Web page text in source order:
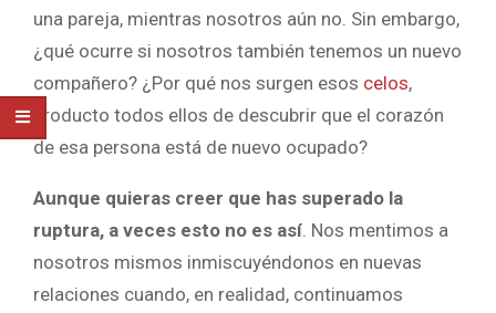
una pareja, mientras nosotros aún no. Sin embargo,
¿qué ocurre si nosotros también tenemos un nuevo
compañero? ¿Por qué nos surgen esos celos,
producto todos ellos de descubrir que el corazón
de esa persona está de nuevo ocupado?
Aunque quieras creer que has superado la
ruptura, a veces esto no es así. Nos mentimos a
nosotros mismos inmiscuyéndonos en nuevas
relaciones cuando, en realidad, continuamos